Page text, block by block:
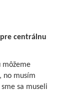
centrálnu
môžeme
no musím
sa museli